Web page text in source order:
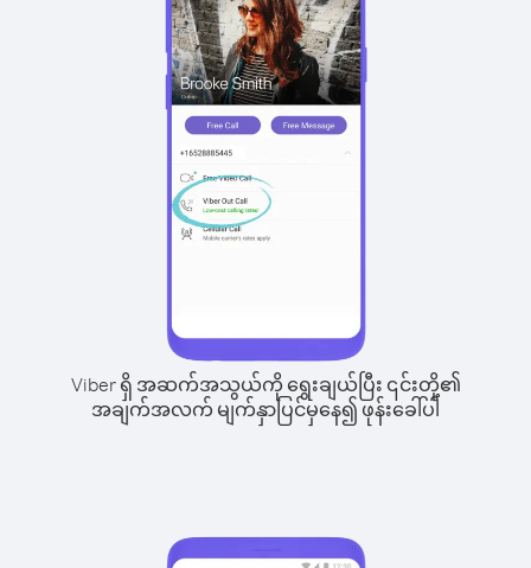
Viber ရှိ အဆက်အသွယ်ကို ရွေးချယ်ပြီး ၎င်းတို့၏
အချက်အလက် မျက်နှာပြင်မှနေ၍ ဖုန်းခေါ်ပါ